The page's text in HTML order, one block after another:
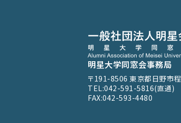
明星大学同窓会事務局
〒191-8506 東京都日野市
TEL:042-591-5816(直通)
FAX:042-593-4480